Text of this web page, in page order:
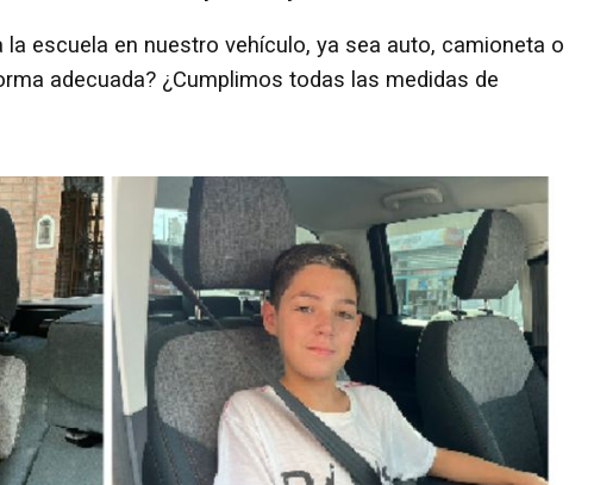
escuela en nuestro vehículo, ya sea auto, camioneta o
adecuada? ¿Cumplimos todas las medidas de